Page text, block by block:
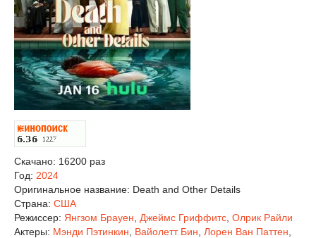
Скачано: 16200 раз
Год: 2024
Оригинальное название: Death and Other Details
Страна: США
Режиссер: Янгзом Брауен Джеймс Гриффитс Олрик Райли
Актеры: Мэнди Пэтинкин Вайолетт Бин Лорен Ван Паттен